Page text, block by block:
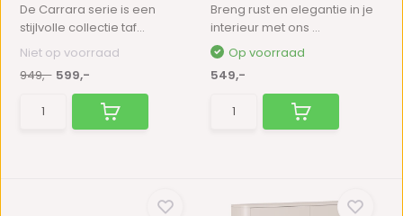
De Carrara serie is een
stijlvolle collectie taf...
Niet op voorraad
949,- 599,-
Breng rust en elegantie in je
interieur met ons ...
Op voorraad
549,-